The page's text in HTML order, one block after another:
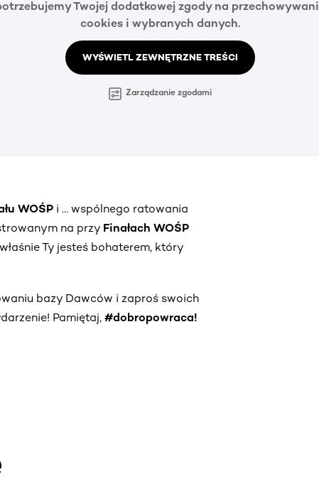
Twojej dodatkowej zgody na
cookies i wybranych danych.
WYŚWIETL ZEWNĘTRZNE TREŚCI
Zarządzanie zgodami
WOŚP i … wspólnego ratowania
na przy Finałach WOŚP
Ty jesteś bohaterem, który
bazy Dawców i zaproś swoich
Pamiętaj, #dobropowraca!